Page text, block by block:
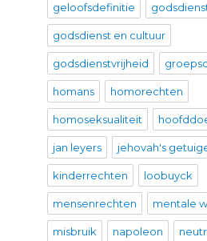
geloofsdefinitie
godsdienst en cultuur
godsdienstvrijheid
homans homorechten
homoseksualiteit
jan leyers jehovah's
kinderrechten loobuyck
mensenrechten mentale
misbruik napoleon